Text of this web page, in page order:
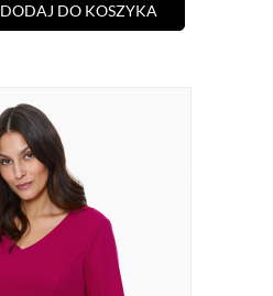
DODAJ DO KOSZYKA